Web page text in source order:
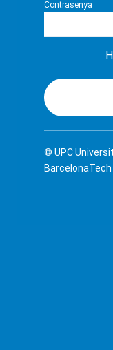
Contrasenya
© UPC
BarcelonaTech